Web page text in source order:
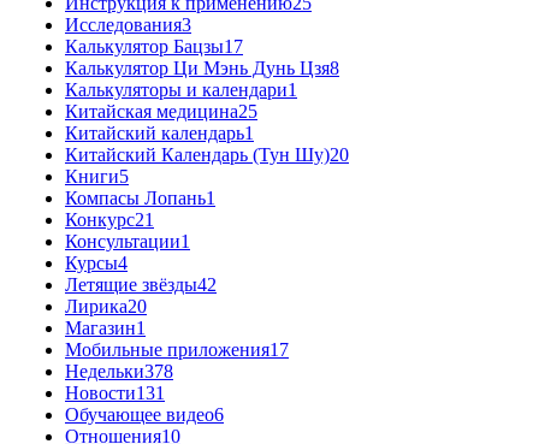
Исследования3
Калькулятор Бацзы17
Калькулятор Ци Мэнь Дунь Цзя8
Калькуляторы и календари1
Китайская медицина25
Китайский календарь1
Китайский Календарь (Тун Шу)20
Книги5
Компасы Лопань1
Конкурс21
Консультации1
Курсы4
Летящие звёзды42
Лирика20
Магазин1
Мобильные приложения17
Недельки378
Новости131
Обучающее видео6
Отношения10